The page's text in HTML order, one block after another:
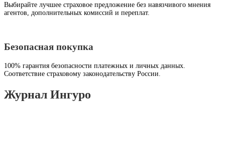
Выбирайте лучшее страховое предложение без навязчивого мнения
агентов, дополнительных комиссий и переплат.
Безопасная покупка
100% гарантия безопасности платежных и личных данных.
Соответствие страховому законодательству России.
Журнал Ингуро